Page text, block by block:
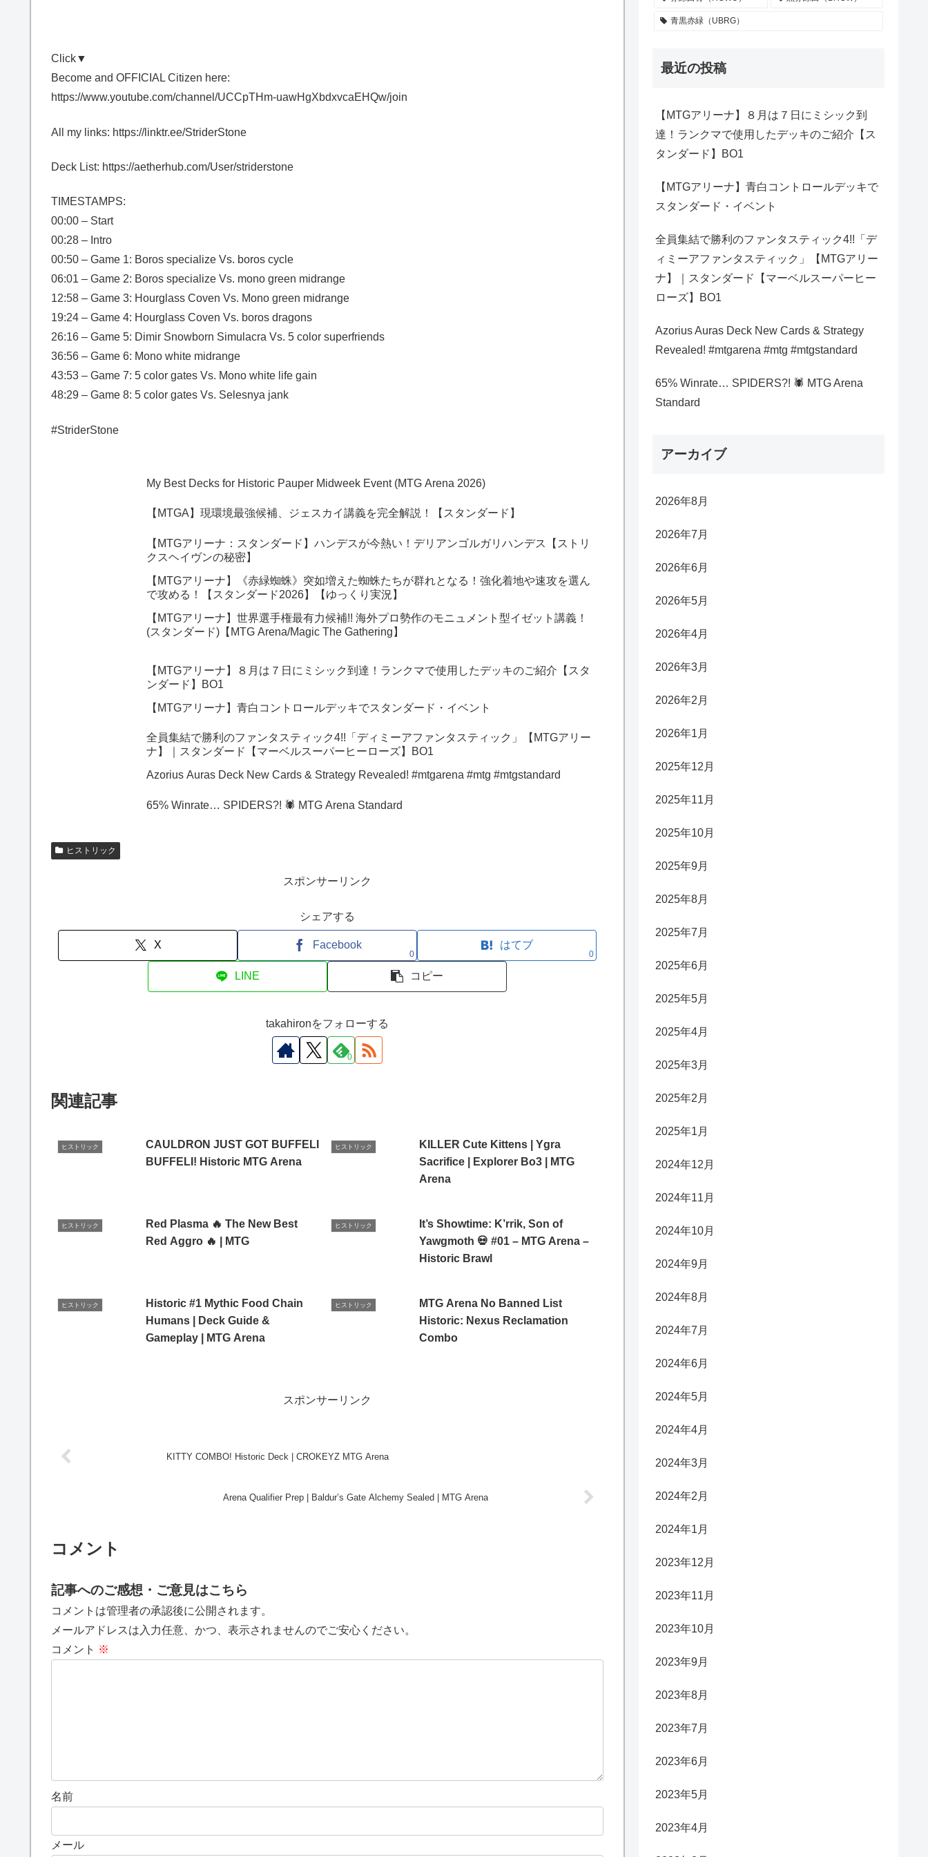
Click▼
Become and OFFICIAL Citizen here:
https://www.youtube.com/channel/UCCpTHm-uawHgXbdxvcaEHQw/join
All my links: https://linktr.ee/StriderStone
Deck List: https://aetherhub.com/User/striderstone
TIMESTAMPS:
00:00 – Start
00:28 – Intro
00:50 – Game 1: Boros specialize Vs. boros cycle
06:01 – Game 2: Boros specialize Vs. mono green midrange
12:58 – Game 3: Hourglass Coven Vs. Mono green midrange
19:24 – Game 4: Hourglass Coven Vs. boros dragons
26:16 – Game 5: Dimir Snowborn Simulacra Vs. 5 color superfriends
36:56 – Game 6: Mono white midrange
43:53 – Game 7: 5 color gates Vs. Mono white life gain
48:29 – Game 8: 5 color gates Vs. Selesnya jank
#StriderStone
My Best Decks for Historic Pauper Midweek Event (MTG Arena 2026)
【MTGA】現環境最強候補、ジェスカイ講義を完全解説！【スタンダード】
【MTGアリーナ：スタンダード】ハンデスが今熱い！デリアンゴルガリハンデス【ストリ
クスヘイヴンの秘密】
【MTGアリーナ】《赤緑蜘蛛》突如増えた蜘蛛たちが群れとなる！強化着地や速攻を選ん
で攻める！【スタンダード2026】【ゆっくり実況】
【MTGアリーナ】世界選手権最有力候補!! 海外プロ勢作のモニュメント型イゼット講義！
(スタンダード)【MTG Arena/Magic The Gathering】
【MTGアリーナ】８月は７日にミシック到達！ランクマで使用したデッキのご紹介【スタ
ンダード】BO1
【MTGアリーナ】青白コントロールデッキでスタンダード・イベント
全員集結で勝利のファンタスティック4!!「ディミーアファンタスティック」【MTGアリー
ナ】｜スタンダード【マーベルスーパーヒーローズ】BO1
Azorius Auras Deck New Cards & Strategy Revealed! #mtgarena #mtg #mtgstandard
65% Winrate… SPIDERS?! 🕷️ MTG Arena Standard
ヒストリック
スポンサーリンク
シェアする
X Facebook
0
はてブ
0
LINE コピー
takahironをフォローする
0
関連記事
ヒストリック
CAULDRON JUST GOT BUFFELI
BUFFELI! Historic MTG Arena
ヒストリック
KILLER Cute Kittens | Ygra
Sacrifice | Explorer Bo3 | MTG
Arena
ヒストリック
Red Plasma 🔥 The New Best
Red Aggro 🔥 | MTG
ヒストリック
It’s Showtime: K’rrik, Son of
Yawgmoth ️💀 #01 – MTG Arena –
Historic Brawl
ヒストリック
Historic #1 Mythic Food Chain
Humans | Deck Guide &
Gameplay | MTG Arena
ヒストリック
MTG Arena No Banned List
Historic: Nexus Reclamation
Combo
スポンサーリンク
KITTY COMBO! Historic Deck | CROKEYZ MTG Arena
Arena Qualifier Prep | Baldur’s Gate Alchemy Sealed | MTG Arena
コメント
記事へのご感想・ご意見はこちら
コメントは管理者の承認後に公開されます。
メールアドレスは入力任意、かつ、表示されませんのでご安心ください。
コメント ※
名前
メール
青黒赤緑（UBRG）
最近の投稿
【MTGアリーナ】８月は７日にミシック到
達！ランクマで使用したデッキのご紹介【ス
タンダード】BO1
【MTGアリーナ】青白コントロールデッキで
スタンダード・イベント
全員集結で勝利のファンタスティック4!!「デ
ィミーアファンタスティック」【MTGアリー
ナ】｜スタンダード【マーベルスーパーヒー
ローズ】BO1
Azorius Auras Deck New Cards & Strategy
Revealed! #mtgarena #mtg #mtgstandard
65% Winrate… SPIDERS?! 🕷️ MTG Arena
Standard
アーカイブ
2026年8月
2026年7月
2026年6月
2026年5月
2026年4月
2026年3月
2026年2月
2026年1月
2025年12月
2025年11月
2025年10月
2025年9月
2025年8月
2025年7月
2025年6月
2025年5月
2025年4月
2025年3月
2025年2月
2025年1月
2024年12月
2024年11月
2024年10月
2024年9月
2024年8月
2024年7月
2024年6月
2024年5月
2024年4月
2024年3月
2024年2月
2024年1月
2023年12月
2023年11月
2023年10月
2023年9月
2023年8月
2023年7月
2023年6月
2023年5月
2023年4月